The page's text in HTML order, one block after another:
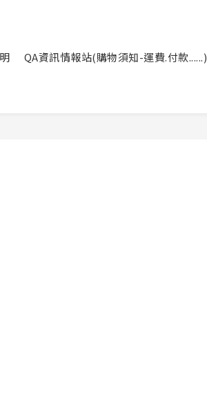
QA資訊情報站(購物須知-運費.付款......)